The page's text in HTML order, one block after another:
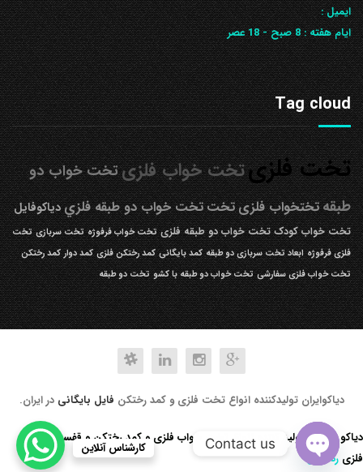
ایمیل :
ایام هفته :8 صبح - 18 عصر
Tag cloud
تخت فلزیتخت خواب فلزیتخت خواب دو
طبقه تختخواب فلزیتختتخت خواب دو طبقه فلزيدیاکوفایل
تخت خواب کودک تخت خواب دو طبقه فلزی تخت خواب فرفوژه تخت سربازی تخت
فلزی فرفوژه ابعاد تخت سربازی دو طبقه کمد بایگانی کمد رختکن فلزی کمد دوار کمد رختکن
تخت خواب فلزی سفارشی تخت خواب دو طبقه با کشو تخت دو طبقه
دیاکوایران تولیدکننده انواع تخت فلزی و کمد رختکن فایل بایگانی در ایران.
کارشناس آنلاین
دیاکو صنعت تولید کننده انواع تخت خواب فلزی و کمد رختکن و قفسه کتابخانه
فلزی رد کردن
Contact us